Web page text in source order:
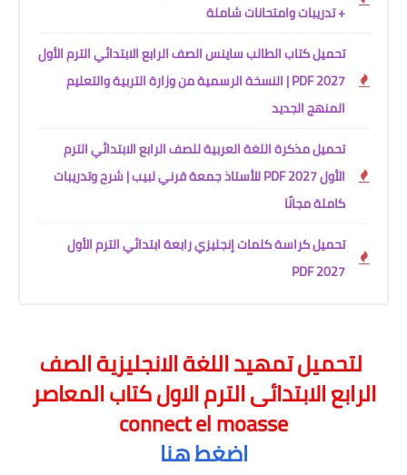
+ تدريبات وامتحانات شاملة
تحميل كتاب الطالب ساينس الصف الرابع الابتدائي الترم الأول
2027 PDF | النسخة الرسمية من وزارة التربية والتعليم
المنهج الجديد
تحميل مذكرة اللغة العربية للصف الرابع الابتدائي الترم
الأول 2027 PDF للأستاذ جمعة قرني لبيب | شرح وتدريبات
كاملة مجانًا
تحميل كراسة كلمات إنجليزي رابعة ابتدائي الترم الأول
2027 PDF
لتحميل تمهيد اللغة الانجليزية الصف
الرابع الابتدائى الترم الاول كتاب المعاصر
connect el moasse
اضغط هنا